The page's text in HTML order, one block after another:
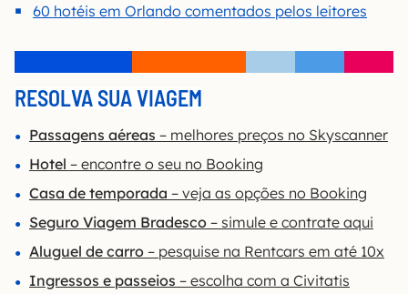
60 hotéis em Orlando comentados pelos leitores
RESOLVA SUA VIAGEM
Passagens aéreas – melhores preços no Skyscanner
Hotel – encontre o seu no Booking
Casa de temporada – veja as opções no Booking
Seguro Viagem Bradesco – simule e contrate aqui
Aluguel de carro – pesquise na Rentcars em até 10x
Ingressos e passeios – escolha com a Civitatis